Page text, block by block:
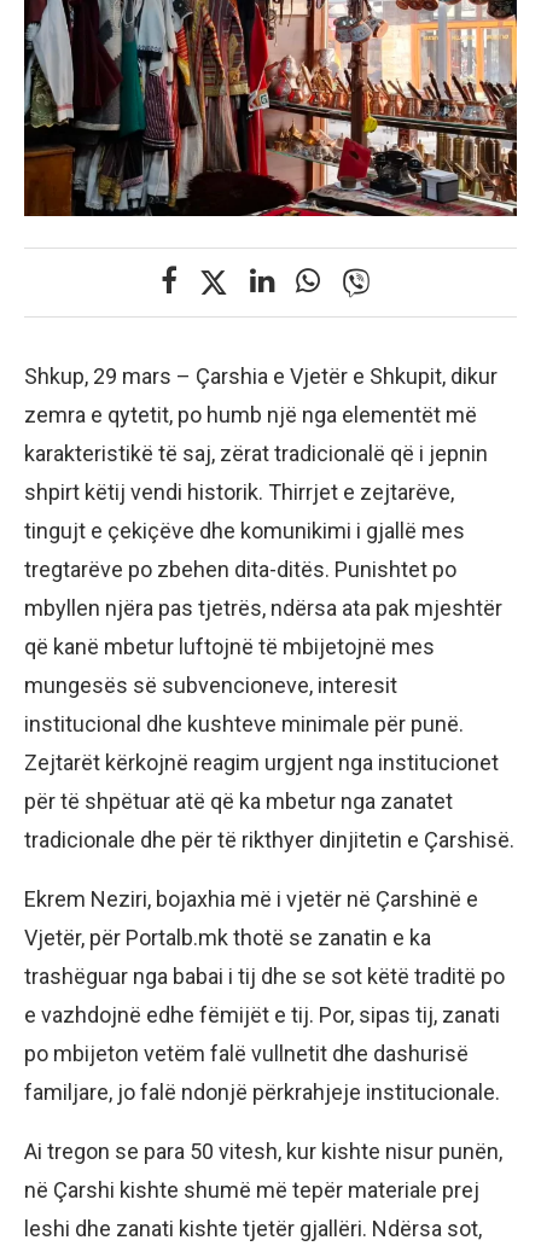
Shkup, 29 mars – Çarshia e Vjetër e Shkupit, dikur
zemra e qytetit, po humb një nga elementët më
karakteristikë të saj, zërat tradicionalë që i jepnin
shpirt këtij vendi historik. Thirrjet e zejtarëve,
tingujt e çekiçëve dhe komunikimi i gjallë mes
tregtarëve po zbehen dita-ditës. Punishtet po
mbyllen njëra pas tjetrës, ndërsa ata pak mjeshtër
që kanë mbetur luftojnë të mbijetojnë mes
mungesës së subvencioneve, interesit
institucional dhe kushteve minimale për punë.
Zejtarët kërkojnë reagim urgjent nga institucionet
për të shpëtuar atë që ka mbetur nga zanatet
tradicionale dhe për të rikthyer dinjitetin e Çarshisë.
Ekrem Neziri, bojaxhia më i vjetër në Çarshinë e
Vjetër, për Portalb.mk thotë se zanatin e ka
trashëguar nga babai i tij dhe se sot këtë traditë po
e vazhdojnë edhe fëmijët e tij. Por, sipas tij, zanati
po mbijeton vetëm falë vullnetit dhe dashurisë
familjare, jo falë ndonjë përkrahjeje institucionale.
Ai tregon se para 50 vitesh, kur kishte nisur punën,
në Çarshi kishte shumë më tepër materiale prej
leshi dhe zanati kishte tjetër gjallëri. Ndërsa sot,